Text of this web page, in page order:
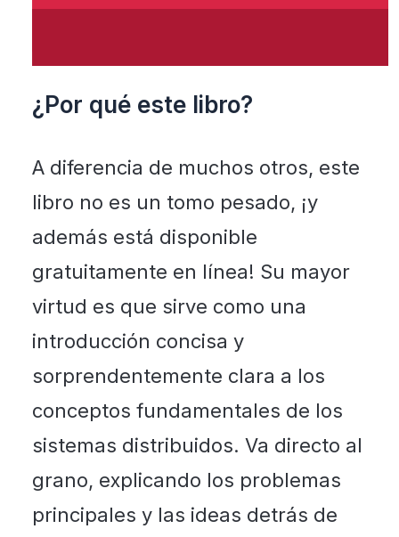
¿Por qué este libro?
A diferencia de muchos otros, este
libro no es un tomo pesado, ¡y
además está disponible
gratuitamente en línea! Su mayor
virtud es que sirve como una
introducción concisa y
sorprendentemente clara a los
conceptos fundamentales de los
sistemas distribuidos. Va directo al
grano, explicando los problemas
principales y las ideas detrás de